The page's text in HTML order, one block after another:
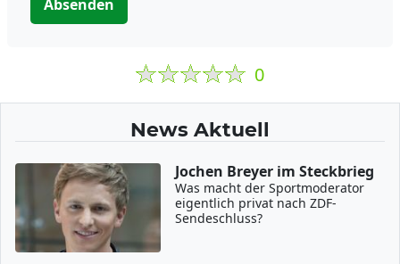
Absenden
0
News Aktuell
Jochen Breyer im Steckbrieg
Was macht der Sportmoderator
eigentlich privat nach ZDF-
Sendeschluss?